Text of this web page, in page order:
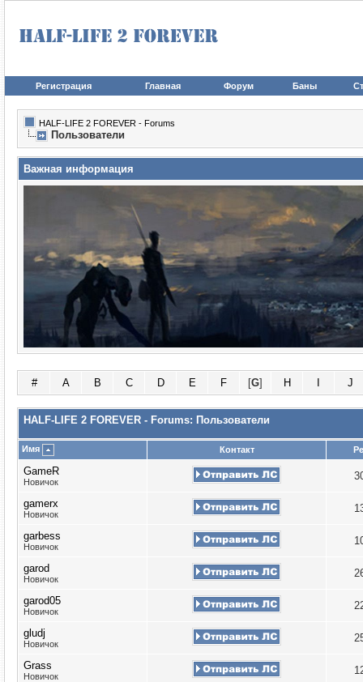
Регистрация Главная Форум Баны
HALF-LIFE 2 FOREVER - Forums
Пользователи
Важная информация
# A B C D E F [G] H J
HALF-LIFE 2 FOREVER - Forums: Пользователи
Имя Контакт
GameR
Новичок
gamerx
Новичок
garbess
Новичок
garod
Новичок
garod05
Новичок
gludj
Новичок
Grass
Новичок